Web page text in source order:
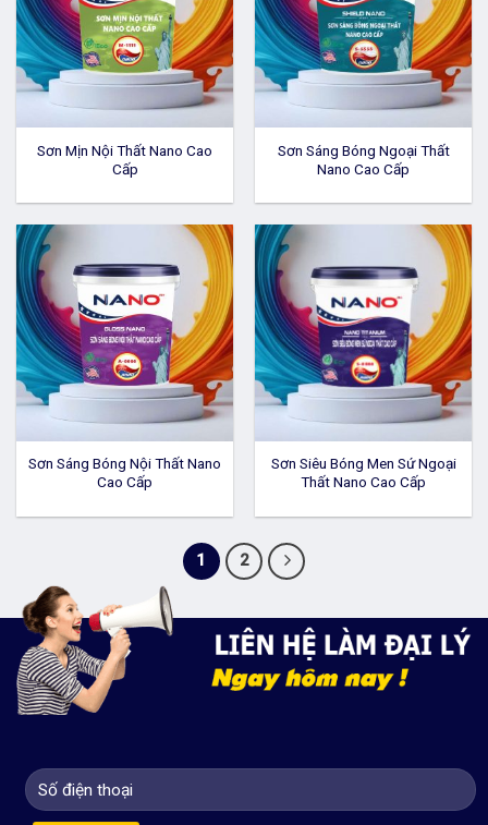
Sơn Mịn Nội Thất Nano Cao
Cấp
Sơn Sáng Bóng Ngoại Thất
Nano Cao Cấp
Sơn Sáng Bóng Nội Thất Nano
Cao Cấp
Sơn Siêu Bóng Men Sứ Ngoại
Thất Nano Cao Cấp
1 2